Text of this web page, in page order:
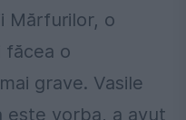
Mărfurilor, o
făcea o
grave. Vasile
este vorba, a avut